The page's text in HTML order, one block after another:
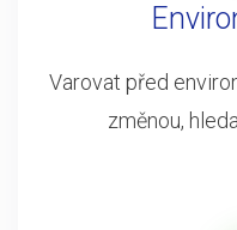
Varovat před
změnou,